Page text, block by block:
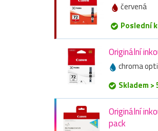
červená
Poslední
Originální
chroma
Skladem >
Originální
pack